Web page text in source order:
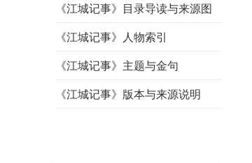
《江城记事》目录导读与来源图
《江城记事》人物索引
《江城记事》主题与金句
《江城记事》版本与来源说明